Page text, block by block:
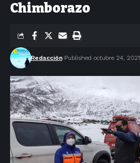
Chimborazo
Redacción Published octubre 24, 2021